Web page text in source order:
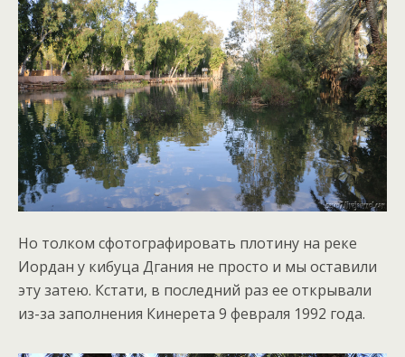
Но толком сфотографировать плотину на реке
Иордан у кибуца Дгания не просто и мы оставили
эту затею. Кстати, в последний раз ее открывали
из-за заполнения Кинерета 9 февраля 1992 года.